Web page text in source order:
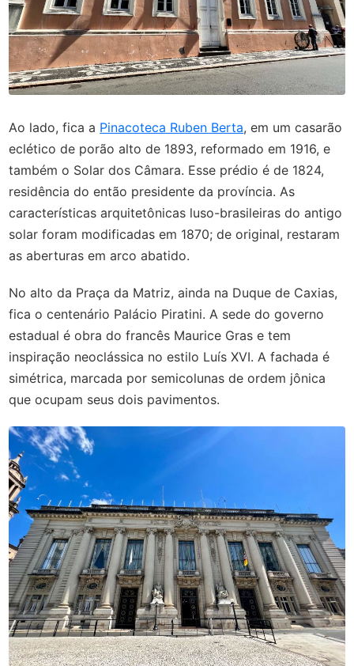
Ao lado, fica a Pinacoteca Ruben Berta, em um casarão
eclético de porão alto de 1893, reformado em 1916, e
também o Solar dos Câmara. Esse prédio é de 1824,
residência do então presidente da província. As
características arquitetônicas luso-brasileiras do antigo
solar foram modificadas em 1870; de original, restaram
as aberturas em arco abatido.
No alto da Praça da Matriz, ainda na Duque de Caxias,
fica o centenário Palácio Piratini. A sede do governo
estadual é obra do francês Maurice Gras e tem
inspiração neoclássica no estilo Luís XVI. A fachada é
simétrica, marcada por semicolunas de ordem jônica
que ocupam seus dois pavimentos.